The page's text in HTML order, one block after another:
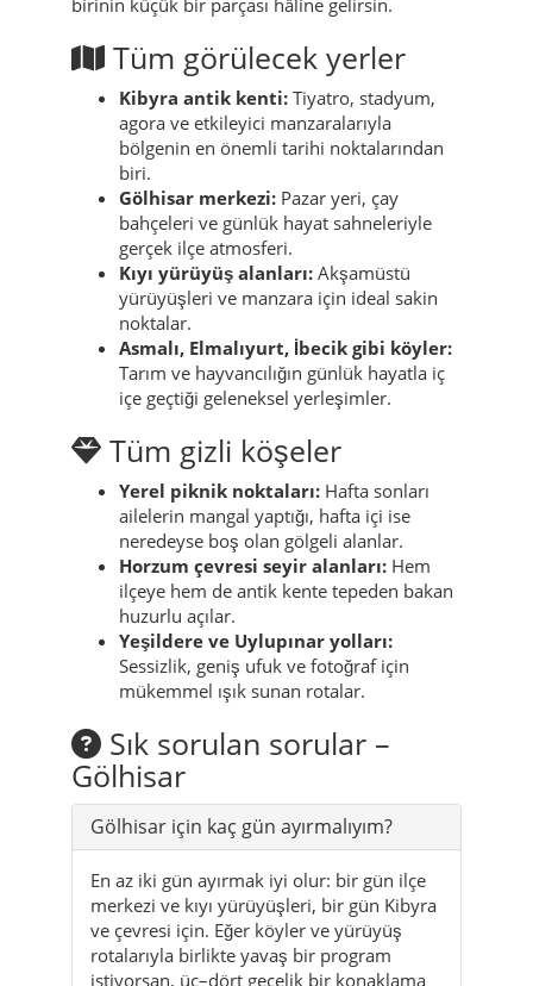
Tüm görülecek yerler
Kibyra antik kenti: Tiyatro, stadyum,
agora ve etkileyici manzaralarıyla
bölgenin en önemli tarihi noktalarından
biri.
Gölhisar merkezi: Pazar yeri, çay
bahçeleri ve günlük hayat sahneleriyle
gerçek ilçe atmosferi.
Kıyı yürüyüş alanları: Akşamüstü
yürüyüşleri ve manzara için ideal sakin
noktalar.
Asmalı, Elmalıyurt, İbecik gibi köyler:
Tarım ve hayvancılığın günlük hayatla iç
içe geçtiği geleneksel yerleşimler.
Tüm gizli köşeler
Yerel piknik noktaları: Hafta sonları
ailelerin mangal yaptığı, hafta içi ise
neredeyse boş olan gölgeli alanlar.
Horzum çevresi seyir alanları: Hem
ilçeye hem de antik kente tepeden bakan
huzurlu açılar.
Yeşildere ve Uylupınar yolları:
Sessizlik, geniş ufuk ve fotoğraf için
mükemmel ışık sunan rotalar.
Sık sorulan sorular –
Gölhisar
Gölhisar için kaç gün ayırmalıyım?
En az iki gün ayırmak iyi olur: bir gün ilçe
merkezi ve kıyı yürüyüşleri, bir gün Kibyra
ve çevresi için. Eğer köyler ve yürüyüş
rotalarıyla birlikte yavaş bir program
istiyorsan, üç–dört gecelik bir konaklama